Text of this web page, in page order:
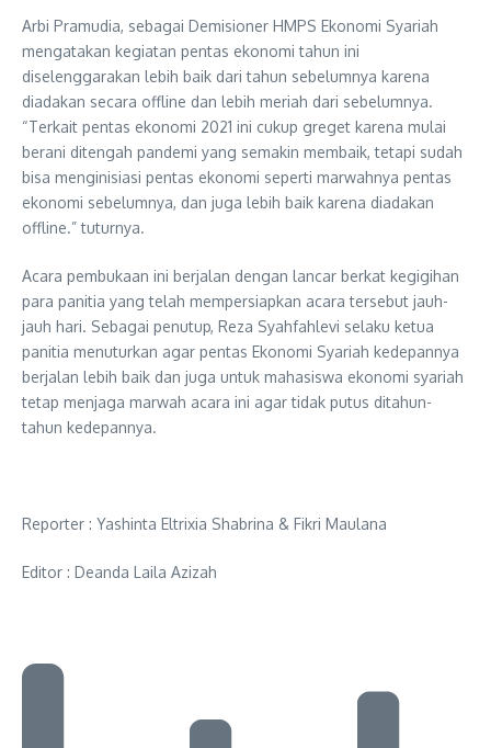
Arbi Pramudia, sebagai Demisioner HMPS Ekonomi Syariah
mengatakan kegiatan pentas ekonomi tahun ini
diselenggarakan lebih baik dari tahun sebelumnya karena
diadakan secara offline dan lebih meriah dari sebelumnya.
“Terkait pentas ekonomi 2021 ini cukup greget karena mulai
berani ditengah pandemi yang semakin membaik, tetapi sudah
bisa menginisiasi pentas ekonomi seperti marwahnya pentas
ekonomi sebelumnya, dan juga lebih baik karena diadakan
offline.” tuturnya.
Acara pembukaan ini berjalan dengan lancar berkat kegigihan
para panitia yang telah mempersiapkan acara tersebut jauh-
jauh hari. Sebagai penutup, Reza Syahfahlevi selaku ketua
panitia menuturkan agar pentas Ekonomi Syariah kedepannya
berjalan lebih baik dan juga untuk mahasiswa ekonomi syariah
tetap menjaga marwah acara ini agar tidak putus ditahun-
tahun kedepannya.
Reporter : Yashinta Eltrixia Shabrina & Fikri Maulana
Editor : Deanda Laila Azizah